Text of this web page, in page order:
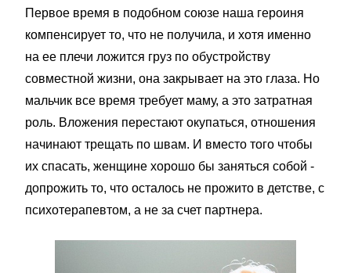
Первое время в подобном союзе наша героиня
компенсирует то, что не получила, и хотя именно
на ее плечи ложится груз по обустройству
совместной жизни, она закрывает на это глаза. Но
мальчик все время требует маму, а это затратная
роль. Вложения перестают окупаться, отношения
начинают трещать по швам. И вместо того чтобы
их спасать, женщине хорошо бы заняться собой -
допрожить то, что осталось не прожито в детстве, с
психотерапевтом, а не за счет партнера.